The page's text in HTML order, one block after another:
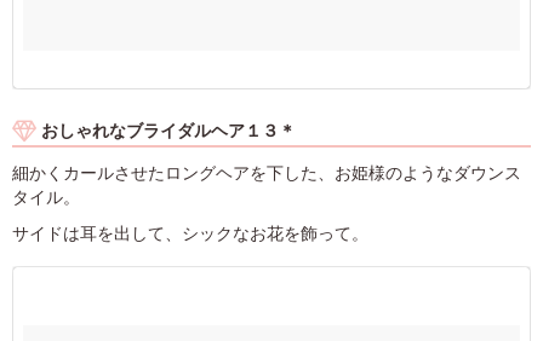
おしゃれなブライダルヘア１３＊
細かくカールさせたロングヘアを下した、お姫様のようなダウンス
タイル。
サイドは耳を出して、シックなお花を飾って。